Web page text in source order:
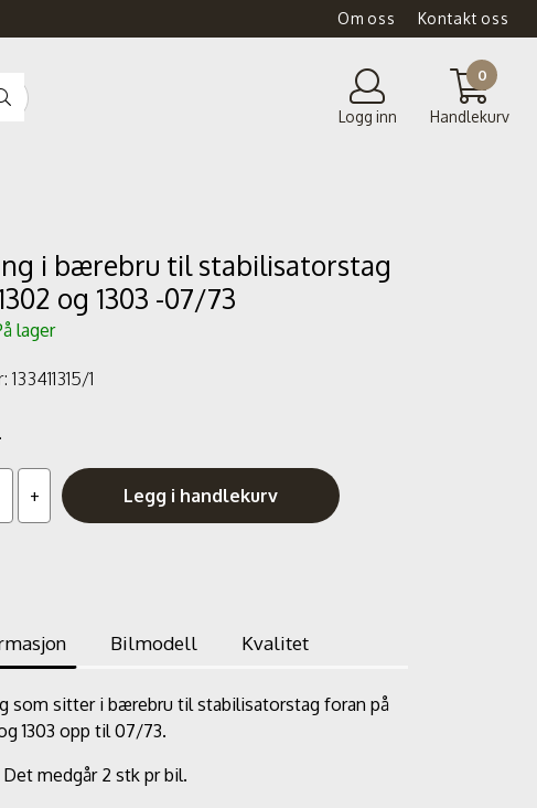
Om oss Kontakt oss
Logg inn
0
Handlekurv
i bærebru til stabilisatorstag
og 1303 -07/73
lager
133411315/1
Legg i handlekurv
Bilmodell Kvalitet
som sitter i bærebru til stabilisatorstag foran på
1303 opp til 07/73.
Det medgår 2 stk pr bil.